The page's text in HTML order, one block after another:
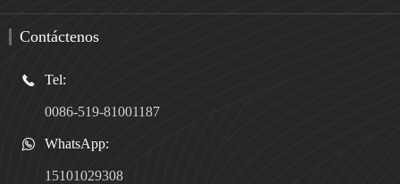
Contáctenos
 Tel:
0086-519-81001187
 WhatsApp:
15101029308